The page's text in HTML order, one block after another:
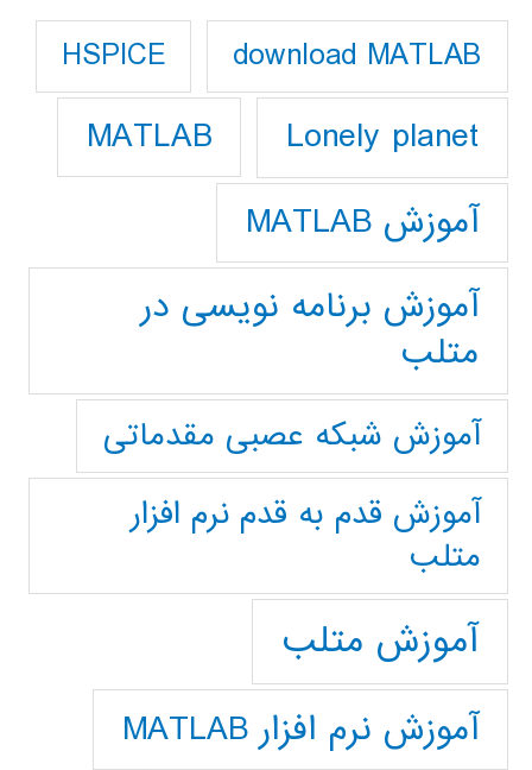
download MATLAB
HSPICE
Lonely planet
MATLAB
آموزش MATLAB
آموزش برنامه نویسی در
متلب
آموزش شبکه عصبی مقدماتی
آموزش قدم به قدم نرم افزار
متلب
آموزش متلب
آموزش نرم افزار MATLAB